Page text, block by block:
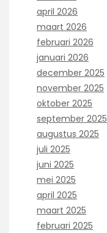
april 2026
maart 2026
februari 2026
januari 2026
december 2025
november 2025
oktober 2025
september 2025
augustus 2025
juli 2025
juni 2025
mei 2025
april 2025
maart 2025
februari 2025